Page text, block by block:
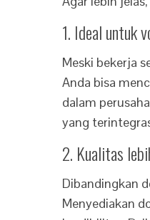
1. Ideal untuk
Meski bekerja
Anda bisa
dalam
yang
2. Kualitas
Dibandingkan
Menyediakan